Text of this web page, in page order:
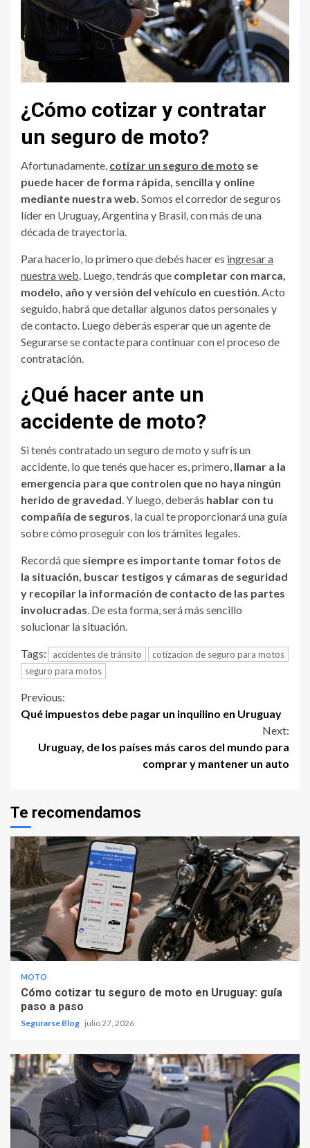
¿Cómo cotizar y contratar
un seguro de moto?
Afortunadamente, cotizar un seguro de moto se
puede hacer de forma rápida, sencilla y online
mediante nuestra web. Somos el corredor de seguros
líder en Uruguay, Argentina y Brasil, con más de una
década de trayectoria.
Para hacerlo, lo primero que debés hacer es ingresar a
nuestra web. Luego, tendrás que completar con marca,
modelo, año y versión del vehículo en cuestión. Acto
seguido, habrá que detallar algunos datos personales y
de contacto. Luego deberás esperar que un agente de
Segurarse se contacte para continuar con el proceso de
contratación.
¿Qué hacer ante un
accidente de moto?
Si tenés contratado un seguro de moto y sufrís un
accidente, lo que tenés que hacer es, primero, llamar a la
emergencia para que controlen que no haya ningún
herido de gravedad. Y luego, deberás hablar con tu
compañía de seguros, la cual te proporcionará una guía
sobre cómo proseguir con los trámites legales.
Recordá que siempre es importante tomar fotos de
la situación, buscar testigos y cámaras de seguridad
y recopilar la información de contacto de las partes
involucradas. De esta forma, será más sencillo
solucionar la situación.
Tags: accidentes de tránsito
cotizacion de seguro para motos
seguro para motos
Continue
Previous:
Qué impuestos debe pagar un inquilino en Uruguay
Next:
Uruguay, de los países más caros del mundo para
comprar y mantener un auto
Te recomendamos
MOTO
Cómo cotizar tu seguro de moto en Uruguay: guía
paso a paso
Segurarse Blog julio 27, 2026